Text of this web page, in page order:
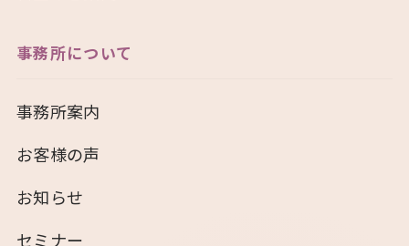
事務所について
事務所案内
お客様の声
お知らせ
セミナー